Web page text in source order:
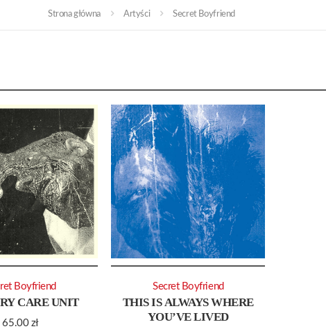
Strona główna Artyści Secret Boyfriend
CARE UNIT
65.00 zł
Boyfriend
THIS IS ALWAYS WHERE
YOU’VE LIVED
Secret Boyfriend